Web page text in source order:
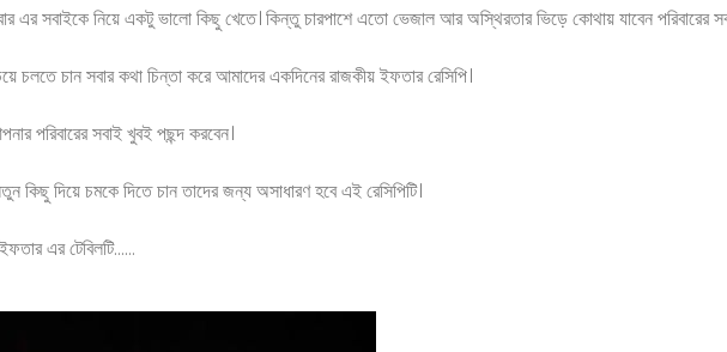
এর সবাইকে নিয়ে একটু ভালো কিছু খেতে। কিন্তু চারপাশে এতো ভেজাল আর অস্থিরতার ভিড়ে কোথায় যাবেন পরিবারের
চলতে চান সবার কথা চিন্তা করে আমাদের একদিনের রাজকীয় ইফতার রেসিপি।
পরিবারের সবাই খুবই পছন্দ করবেন।
কিছু দিয়ে চমকে দিতে চান তাদের জন্য অসাধারণ হবে এই রেসিপিটি।
এর টেবিলটি……